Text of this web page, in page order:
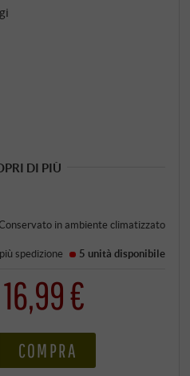
DI PIÙ
in ambiente climatizzato
spedizione 5 unità disponibile
16,99 €
COMPRA